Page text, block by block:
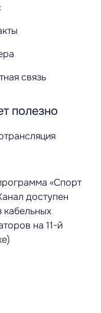
связь
полезно
«Спорт
доступен
кабельных
на 11-й